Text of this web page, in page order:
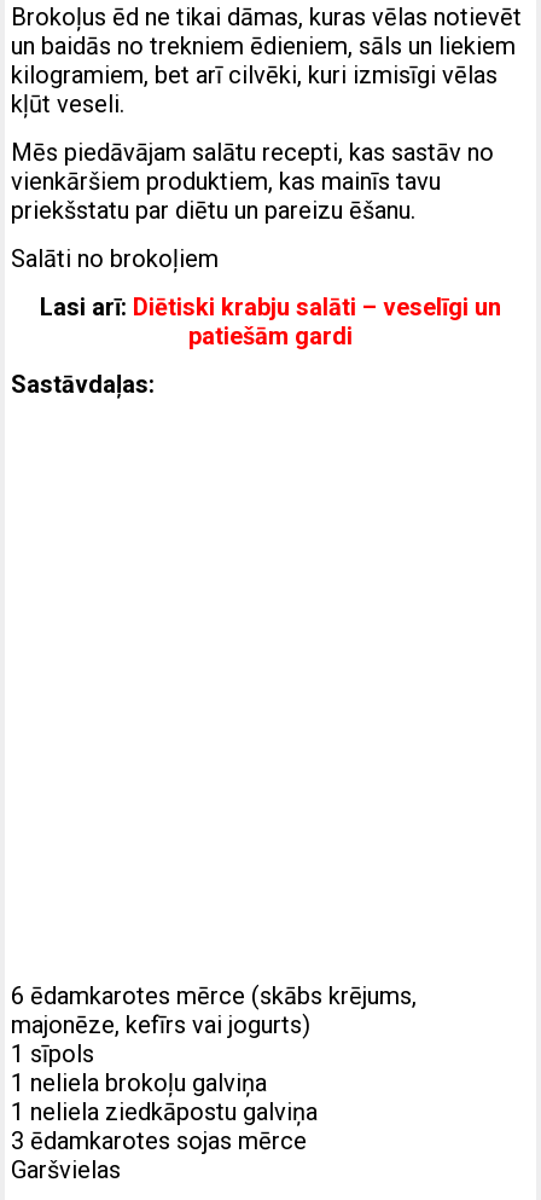
Brokoļus ēd ne tikai dāmas, kuras vēlas notievēt
un baidās no trekniem ēdieniem, sāls un liekiem
kilogramiem, bet arī cilvēki, kuri izmisīgi vēlas
kļūt veseli.
Mēs piedāvājam salātu recepti, kas sastāv no
vienkāršiem produktiem, kas mainīs tavu
priekšstatu par diētu un pareizu ēšanu.
Salāti no brokoļiem
Lasi arī: Diētiski krabju salāti – veselīgi un
patiešām gardi
Sastāvdaļas:
6 ēdamkarotes mērce (skābs krējums,
majonēze, kefīrs vai jogurts)
1 sīpols
1 neliela brokoļu galviņa
1 neliela ziedkāpostu galviņa
3 ēdamkarotes sojas mērce
Garšvielas